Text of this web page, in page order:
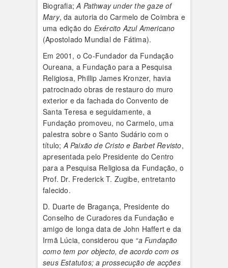
Biografia;A Pathway under the gaze of
Mary, da autoria do Carmelo de Coimbra e
uma edição do Exército Azul Americano
(Apostolado Mundial de Fátima).
Em 2001, o Co-Fundador da Fundação
Oureana, a Fundação para a Pesquisa
Religiosa, Phillip James Kronzer, havia
patrocinado obras de restauro do muro
exterior e da fachada do Convento de
Santa Teresa e seguidamente, a
Fundação promoveu, no Carmelo, uma
palestra sobre o Santo Sudário com o
título;A Paixão de Cristo e Barbet Revisto,
apresentada pelo Presidente do Centro
para a Pesquisa Religiosa da Fundação, o
Prof. Dr. Frederick T. Zugibe, entretanto
falecido.
D. Duarte de Bragança, Presidente do
Conselho de Curadores da Fundação e
amigo de longa data de John Haffert e da
Irmã Lúcia, considerou que “a Fundação
como tem por objecto, de acordo com os
seus Estatutos; a prossecução de acções